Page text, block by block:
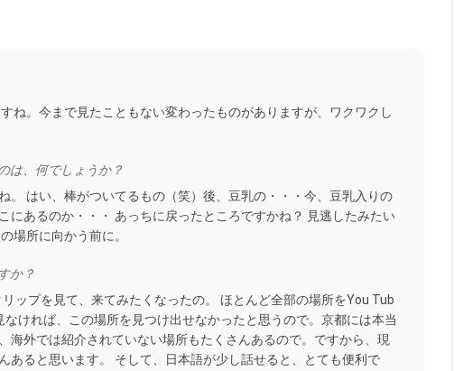
ね。今まで見たこともない変わったものがありますが、ワクワクし
は、何でしょうか？
。 はい、棒がついてるもの（笑）後、豆乳の・・・今、豆乳入りの
にあるのか・・・ あっちに戻ったところですかね？ 見逃したみたい
場所に向かう前に。
か？
ップを見て、来てみたくなったの。 ほとんど全部の場所をYou Tub
ければ、この場所を見つけ出せなかったと思うので。京都には本当
海外では紹介されていない場所もたくさんあるので。ですから、現
あると思います。 そして、日本語が少し話せると、とても便利で